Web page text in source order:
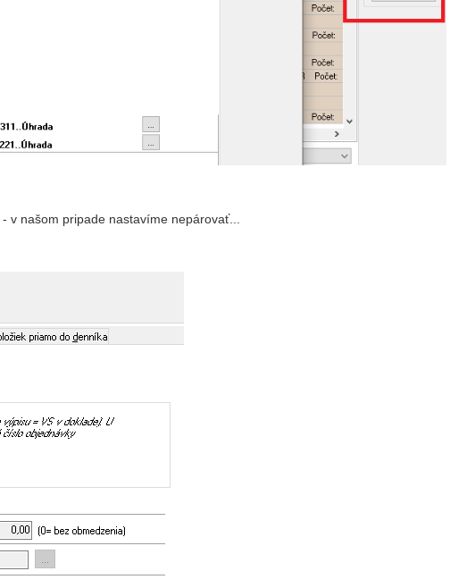
- v našom pripade nastavíme nepárovať...